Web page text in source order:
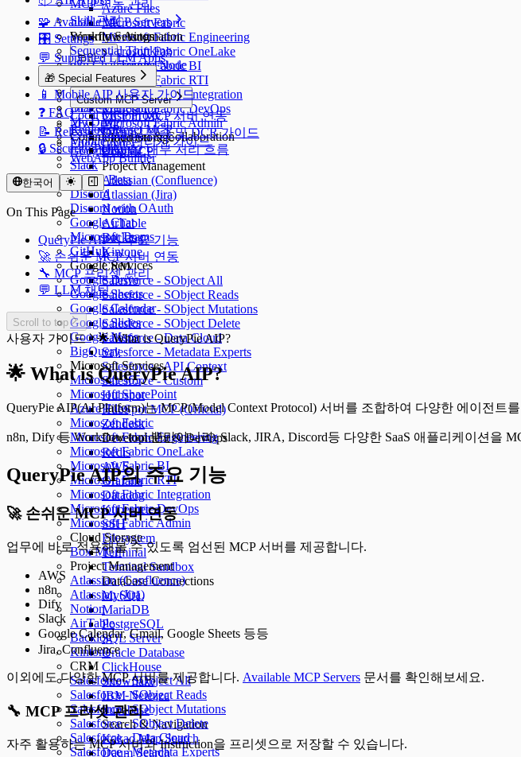
Azure Files
Microsoft Fabric
Microsoft Fabric Engineering
Microsoft Fabric OneLake
Microsoft Fabric BI
Microsoft Fabric RTI
Microsoft Fabric Integration
Microsoft Fabric DevOps
Microsoft Fabric Admin
Cloud Storage
Box MCP
Project Management
Atlassian (Confluence)
Atlassian (Jira)
Notion
AirTable
Backlog
Kintone
CRM
Salesforce - SObject All
Salesforce - SObject Reads
Salesforce - SObject Mutations
Salesforce - SObject Delete
Salesforce - Data Cloud
Salesforce - Metadata Experts
Salesforce - API Context
Salesforce - Custom
Hubspot
HubSpot MCP (Official)
Zendesk
Development & DevOps
Redis
AWS
Grafana
Datadog
Kubernetes
SSH
Filesystem
Terminal
Terminal Sandbox
Database Connections
MySQL
MariaDB
PostgreSQL
SQL Server
Oracle Database
ClickHouse
Snowflake
IBM Netezza
Supabase
Search & Navigation
Kakao Map Search
Daum Search
MCP 연동 관리
Skill 관리
Security Settings
보안
보안
DLP 관리
샌드박스 관리
Edge Tunnel 관리
DLP 로그
감사 로그
Mobile AIP 관리자 가이드
🧩 Available MCP Servers
Workflow Automation
Sequential Thinking
n8n Chat Trigger Node
n8n Webhook
Dify API Access
Image Generation
My Drive
Communication & Collaboration
Google Gmail
Slack
Slack - Beta
Discord
Discord with OAuth
Google Chat
Microsoft Teams
GitHub
Google Services
Google Drive
Google Sheets
Google Calendar
Google Slides
Google Maps
BigQuery
Microsoft Services
Microsoft 365
Microsoft SharePoint
Azure Files
Microsoft Fabric
Microsoft Fabric Engineering
Microsoft Fabric OneLake
Microsoft Fabric BI
Microsoft Fabric RTI
Microsoft Fabric Integration
Microsoft Fabric DevOps
Microsoft Fabric Admin
Cloud Storage
Box MCP
Project Management
Atlassian (Confluence)
Atlassian (Jira)
Notion
AirTable
Backlog
Kintone
CRM
Salesforce - SObject All
Salesforce - SObject Reads
Salesforce - SObject Mutations
Salesforce - SObject Delete
Salesforce - Data Cloud
Salesforce - Metadata Experts
🎛️ Settings
💬 Supported LLM Apps
🎁 Special Features
Custom MCP Server
Custom MCP 서버 연동
OAuth2 인증 및 DCR 가이드
OAuth2 내부 처리 흐름
Local MCP Proxy
Remote Preset MCP
Edge Tunnel
WebApp Builder
📱 Mobile AIP 사용자 가이드
❓ FAQ
📝 Release Notes
🔒 Security Policy
한국어
On This Page
QueryPie AIP의 주요 기능
🚀 손쉬운 MCP 서버 연동
🔧 MCP 프리셋 관리
💬 LLM 채팅
Scroll to top
사용자 가이드 🌟 What is QueryPie AIP?
🌟 What is QueryPie AIP?
QueryPie AIP(AI Platform)는 MCP(Model Context Protocol) 서버를 조합하여 다양한 에이전
n8n, Dify 등 Workflow tool 뿐만아니라, Slack, JIRA, Discord등 다양한 SaaS 애플리케이션을
QueryPie AIP의 주요 기능
🚀 손쉬운 MCP 서버 연동
업무에 바로 적용해볼 수 있도록 엄선된 MCP 서버를 제공합니다.
AWS
n8n
Dify
Slack
Google Calendar, Gmail, Google Sheets 등등
Jira, Confluence
이외에도 다양한 MCP 서버를 제공합니다. Available MCP Servers 문서를 확인해보세요.
🔧 MCP 프리셋 관리
자주 활용하는 MCP 서버와 Instruction을 프리셋으로 저장할 수 있습니다.